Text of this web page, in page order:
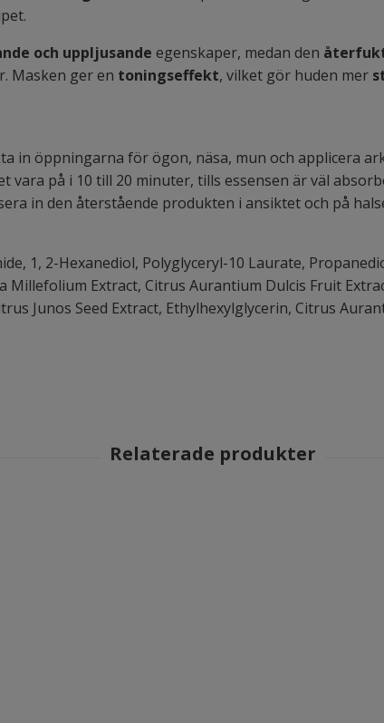
och uppljusande egenskaper, medan den
Masken ger en toningseffekt, vilket gör huden mer
in öppningarna för ögon, näsa, mun och applicera
vara på i 10 till 20 minuter, tills essensen är väl
in den återstående produkten i ansiktet och på
1, 2-Hexanediol, Polyglyceryl-10 Laurate,
Millefolium Extract, Citrus Aurantium Dulcis Fruit
Junos Seed Extract, Ethylhexylglycerin, Citrus